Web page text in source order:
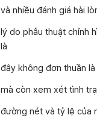
và nhiều đánh giá hài
lý do phẫu thuật chỉnh
là
đây không đơn thuần
mà còn xem xét tình
đường nét và tỷ lệ của